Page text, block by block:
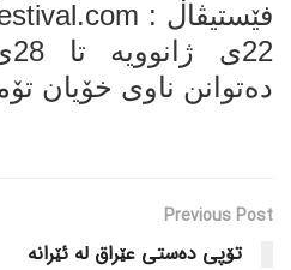
دەتوانن ناوی خۆیان
Previous Post
تۆپى ده‌ستى عێراق له‌ ئێرانه‌